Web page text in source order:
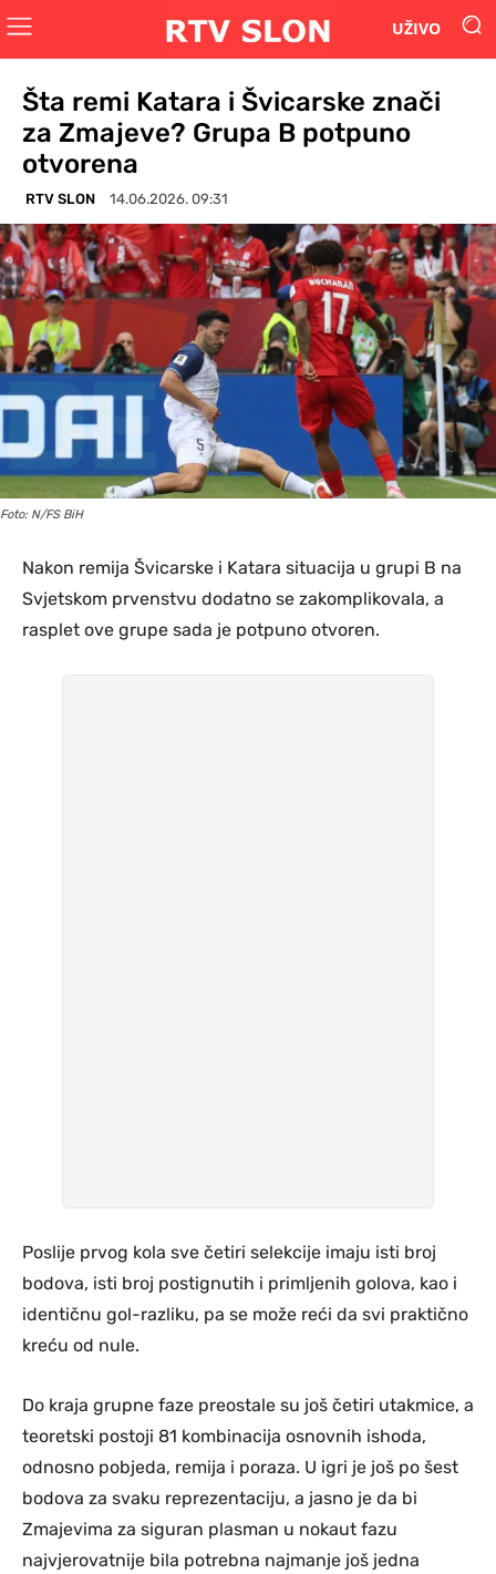
UŽIVO
Šta remi Katara i Švicarske znači
za Zmajeve? Grupa B potpuno
otvorena
RTV SLON 14.06.2026. 09:31
Foto: N/FS BiH
Nakon remija Švicarske i Katara situacija u grupi B na
Svjetskom prvenstvu dodatno se zakomplikovala, a
rasplet ove grupe sada je potpuno otvoren.
Poslije prvog kola sve četiri selekcije imaju isti broj
bodova, isti broj postignutih i primljenih golova, kao i
identičnu gol-razliku, pa se može reći da svi praktično
kreću od nule.
Do kraja grupne faze preostale su još četiri utakmice, a
teoretski postoji 81 kombinacija osnovnih ishoda,
odnosno pobjeda, remija i poraza. U igri je još po šest
bodova za svaku reprezentaciju, a jasno je da bi
Zmajevima za siguran plasman u nokaut fazu
najvjerovatnije bila potrebna najmanje još jedna